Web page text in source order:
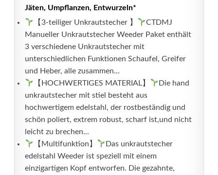
Jäten, Umpflanzen, Entwurzeln*
【3-teiliger Unkrautstecher 】
CTDMJ
Manueller Unkrautstecher Weeder Paket enthält
3 verschiedene Unkrautstecher mit
unterschiedlichen Funktionen Schaufel, Greifer
und Heber, alle zusammen...
【HOCHWERTIGES MATERIAL】
Die hand
unkrautstecher mit stiel besteht aus
hochwertigem edelstahl, der rostbeständig und
schön poliert, extrem robust, scharf ist,und nicht
leicht zu brechen...
【Multifunktion】
Das unkrautstecher
edelstahl Weeder ist speziell mit einem
einzigartigen Kopf entworfen. Die gezahnte,